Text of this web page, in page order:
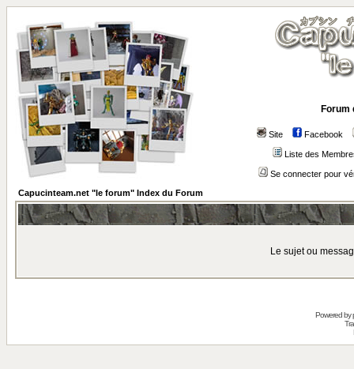
Forum
Site Facebook
Liste des
Se connecter pour
Capucinteam.net "le forum" Index du Forum
Le sujet ou
Powered by